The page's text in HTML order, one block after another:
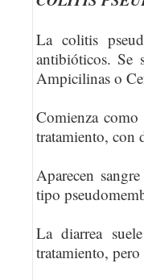
La colitis
antibióticos. Se
Ampicilinas o
Comienza
tratamiento, con
Aparecen
tipo
La diarrea
tratamiento, pero